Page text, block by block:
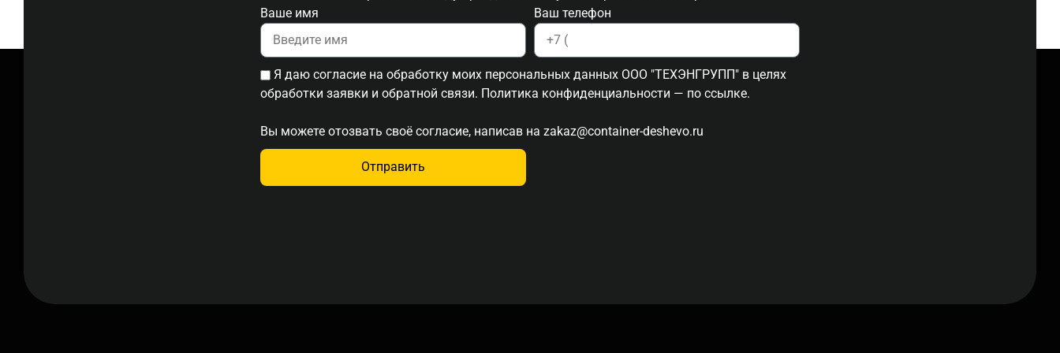
Ваше имя
Ваш телефон
Я даю согласие на обработку моих персональных данных ООО "ТЕХЭНГРУПП" в целях
обработки заявки и обратной связи. Политика конфиденциальности — по ссылке.
Вы можете отозвать своё согласие, написав на zakaz@container-deshevo.ru
Отправить